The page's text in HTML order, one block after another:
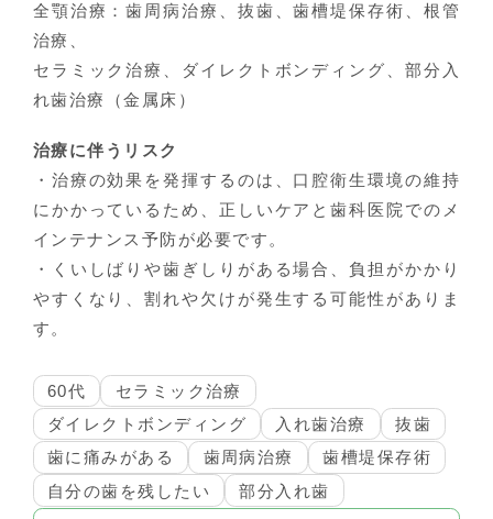
全顎治療：歯周病治療、抜歯、歯槽堤保存術、根管
治療、
セラミック治療、ダイレクトボンディング、部分入
れ歯治療（金属床）
治療に伴うリスク
・治療の効果を発揮するのは、口腔衛生環境の維持
にかかっているため、正しいケアと歯科医院でのメ
インテナンス予防が必要です。
・くいしばりや歯ぎしりがある場合、負担がかかり
やすくなり、割れや欠けが発生する可能性がありま
す。
60代
セラミック治療
ダイレクトボンディング
入れ歯治療
抜歯
歯に痛みがある
歯周病治療
歯槽堤保存術
自分の歯を残したい
部分入れ歯